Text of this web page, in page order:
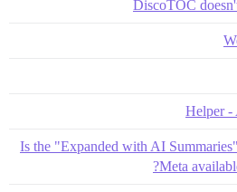
DiscoTOC
Helper -
Is the "Expanded with AI
Meta